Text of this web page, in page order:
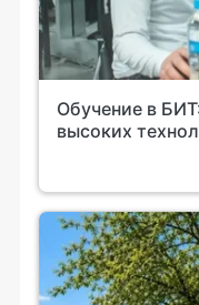
Обучение в
высоких